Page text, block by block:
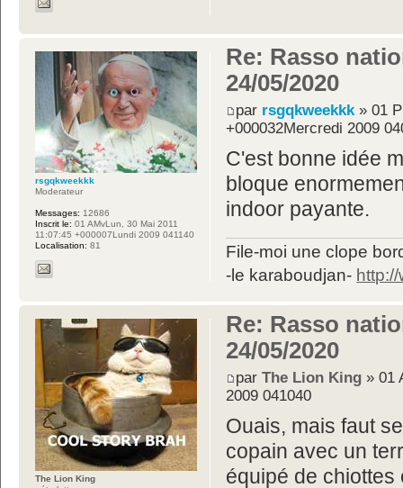
Re: Rasso
24/05/2020
par rsgqkweekkk » 01
+000032Mercredi 2009
C'est bonne idée
bloque
indoor payante.
File-moi une clope
-le karaboudjan-
rsgqkweekkk
Moderateur
Messages: 12686
Inscrit le: 01 AMvLun, 30 Mai 2011
11:07:45 +000007Lundi 2009 041140
Localisation: 81
Re: Rasso
24/05/2020
parThe Lion King » 01
2009 041040
Ouais, mais faut
copain avec un
équipé de
The Lion King